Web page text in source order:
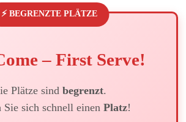
⚡ BEGRENZTE PLÄTZE
– First Serve!
Plätze sind begrenzt.
Sie sich schnell einen Platz!